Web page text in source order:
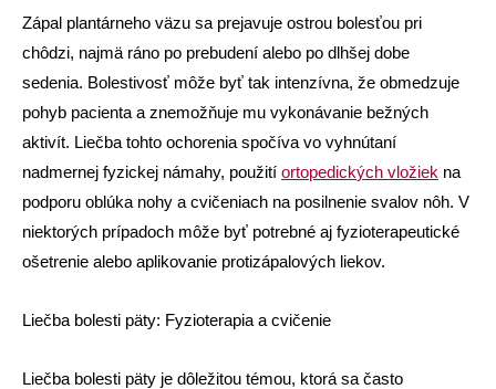
Zápal plantárneho väzu sa prejavuje ostrou bolesťou pri
chôdzi, najmä ráno po prebudení alebo po dlhšej dobe
sedenia. Bolestivosť môže byť tak intenzívna, že obmedzuje
pohyb pacienta a znemožňuje mu vykonávanie bežných
aktivít. Liečba tohto ochorenia spočíva vo vyhnútaní
nadmernej fyzickej námahy, použití ortopedických vložiek na
podporu oblúka nohy a cvičeniach na posilnenie svalov nôh. V
niektorých prípadoch môže byť potrebné aj fyzioterapeutické
ošetrenie alebo aplikovanie protizápalových liekov.
Liečba bolesti päty: Fyzioterapia a cvičenie
Liečba bolesti päty je dôležitou témou, ktorá sa často